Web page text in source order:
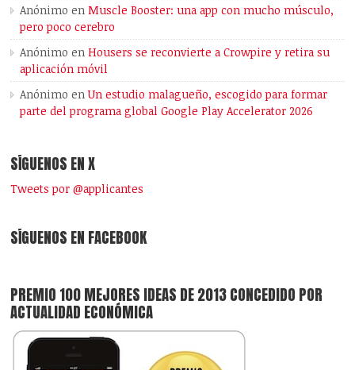
Anónimo enMuscle Booster: una app con mucho músculo,
pero poco cerebro
Anónimo enHousers se reconvierte a Crowpire y retira su
aplicación móvil
Anónimo enUn estudio malagueño, escogido para formar
parte del programa global Google Play Accelerator 2026
SÍGUENOS EN X
Tweets por @applicantes
SÍGUENOS EN FACEBOOK
PREMIO 100 MEJORES IDEAS DE 2013 CONCEDIDO POR
ACTUALIDAD ECONÓMICA